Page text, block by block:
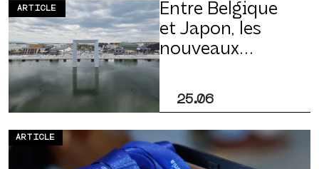
ARTICLE
25.06
Entre Belgique
et Japon, les
nouveaux
numérique
créatif
ARTICLE